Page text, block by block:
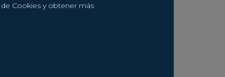
datos
Cookies y obtener más